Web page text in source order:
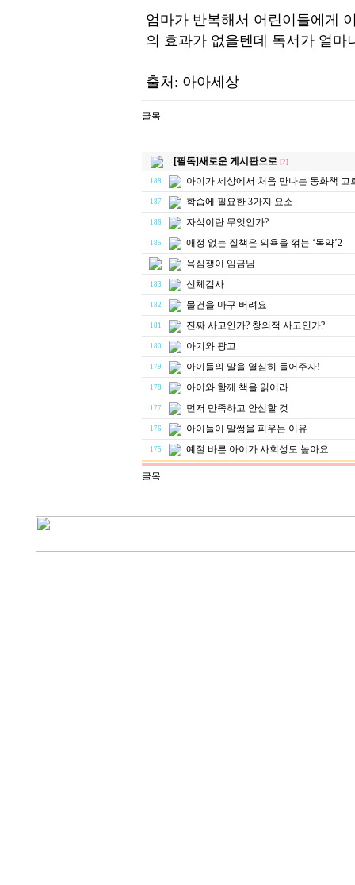
엄마가 반복해서 어린이들에게
의 효과가 없을텐데 독서가 얼마
출처: 아아세상
[필독]새로운 게시판으로 [2]
188 아이가 세상에서 처음 만나는 동화책 고
187 학습에 필요한 3가지 요소
186 자식이란 무엇인가?
185
애정 없는 질책은 의욕을 꺾는 ‘독약’2
욕심쟁이 임금님
183 신체검사
182 물건을 마구 버려요
181 진짜 사고인가? 창의적 사고인가?
180 아기와 광고
179 아이들의 말을 열심히 들어주자!
178 아이와 함께 책을 읽어라
177 먼저 만족하고 안심할 것
176 아이들이 말썽을 피우는 이유
175 예절 바른 아이가 사회성도 높아요